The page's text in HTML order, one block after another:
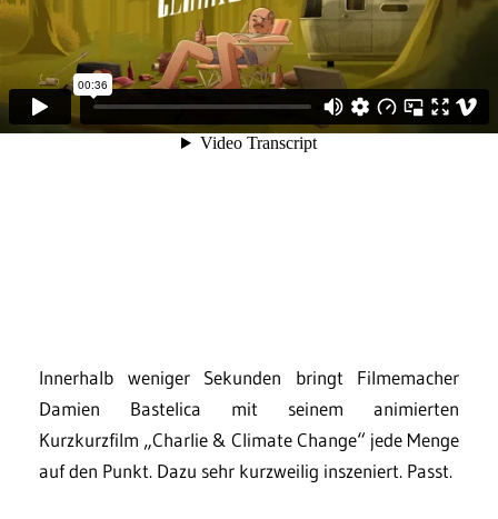
Innerhalb weniger Sekunden bringt Filmemacher
Damien Bastelica mit seinem animierten
Kurzkurzfilm „Charlie & Climate Change“ jede Menge
auf den Punkt. Dazu sehr kurzweilig inszeniert. Passt.